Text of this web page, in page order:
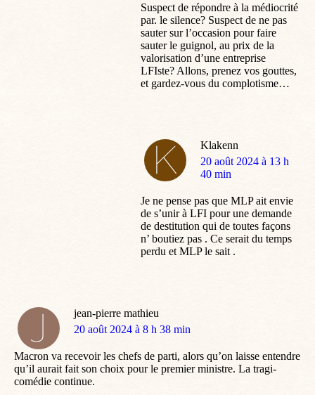
Suspect de répondre à la médiocrité
par. le silence? Suspect de ne pas
sauter sur l’occasion pour faire
sauter le guignol, au prix de la
valorisation d’une entreprise
LFIste? Allons, prenez vos gouttes,
et gardez-vous du complotisme…
Klakenn
dit
:
20 août 2024 à 13 h
40 min
Je ne pense pas que MLP ait envie
de s’unir à LFI pour une demande
de destitution qui de toutes façons
n’ boutiez pas . Ce serait du temps
perdu et MLP le sait .
jean-pierre mathieu
dit
20 août 2024 à 8 h 38 min
Macron va recevoir les chefs de parti, alors qu’on laisse entendre
qu’il aurait fait son choix pour le premier ministre. La tragi-
comédie continue.